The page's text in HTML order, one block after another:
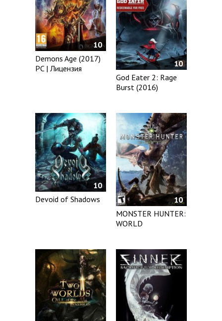
10
Demons Age (2017)
PC | Лицензия
10
God Eater 2: Rage
Burst (2016)
10
Devoid of Shadows
10
MONSTER HUNTER:
WORLD